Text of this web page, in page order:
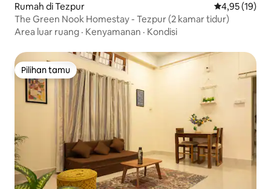
Rumah di Tezpur Nilai rata-rata
4,95 (19)
The Green Nook Homestay - Tezpur (2 kamar tidur)
Area luar ruang · Kenyamanan · Kondisi
Pilihan tamu
Pilihan tamu